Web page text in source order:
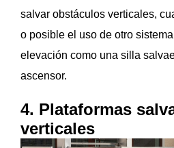
salvar obstáculos verticales,
o posible el uso de otro
elevación como una silla
ascensor.
4. Plataformas
verticales